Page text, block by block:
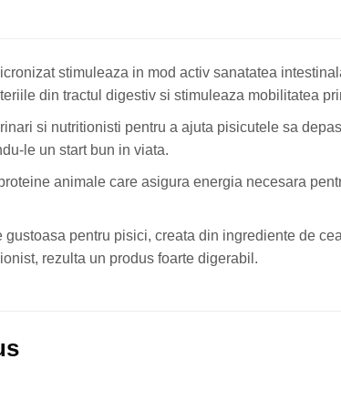
stimuleaza in mod activ sanatatea
din tractul digestiv si stimuleaza mobilitatea
si nutritionisti pentru a ajuta pisicutele sa
le un start bun in viata.
animale care asigura energia necesara
gustoasa pentru pisici, creata din ingrediente de
rezulta un produs foarte digerabil.